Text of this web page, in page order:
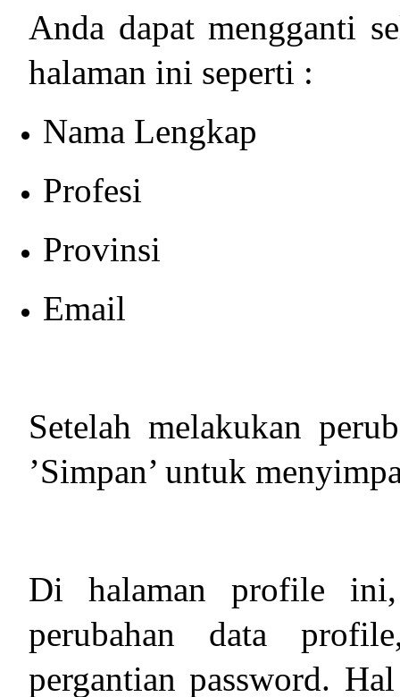
Anda dapat mengganti
halaman ini seperti :
Nama Lengkap
Profesi
Provinsi
Email
Setelah melakukan
’Simpan’ untuk
Di halaman profile
perubahan data
pergantian password.